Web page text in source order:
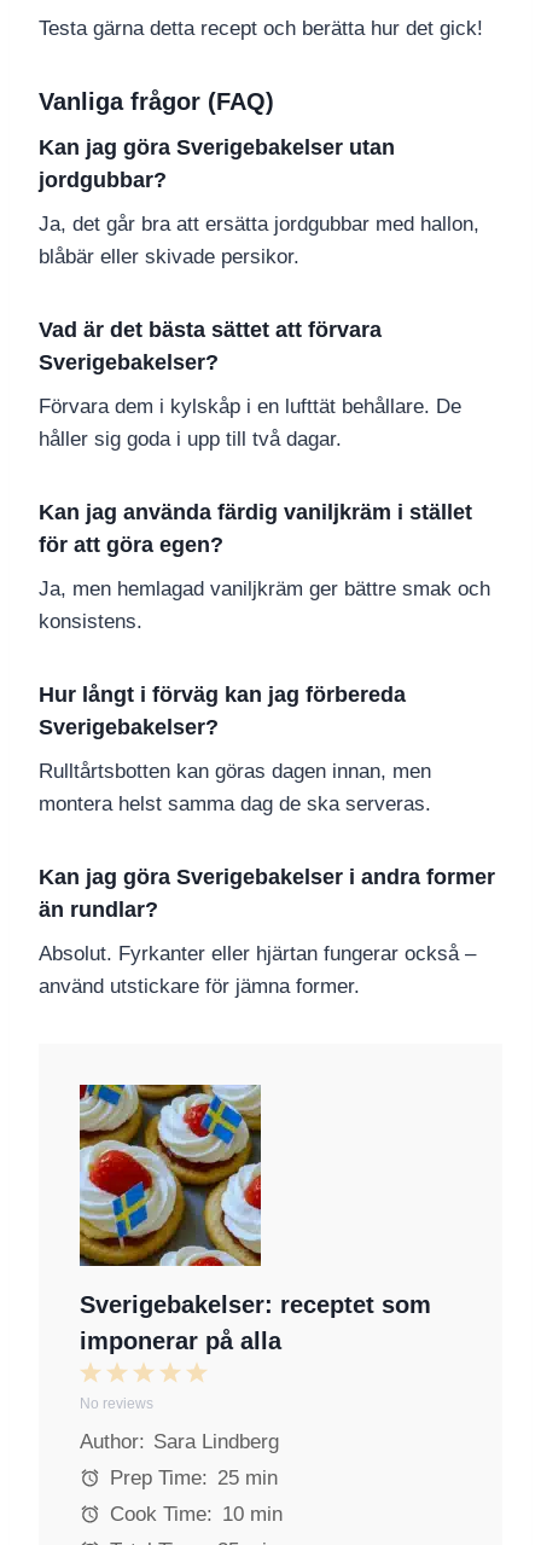
Testa gärna detta recept och berätta hur det gick!
Vanliga frågor (FAQ)
Kan jag göra Sverigebakelser utan
jordgubbar?
Ja, det går bra att ersätta jordgubbar med hallon,
blåbär eller skivade persikor.
Vad är det bästa sättet att förvara
Sverigebakelser?
Förvara dem i kylskåp i en lufttät behållare. De
håller sig goda i upp till två dagar.
Kan jag använda färdig vaniljkräm i stället
för att göra egen?
Ja, men hemlagad vaniljkräm ger bättre smak och
konsistens.
Hur långt i förväg kan jag förbereda
Sverigebakelser?
Rulltårtsbotten kan göras dagen innan, men
montera helst samma dag de ska serveras.
Kan jag göra Sverigebakelser i andra former
än rundlar?
Absolut. Fyrkanter eller hjärtan fungerar också –
använd utstickare för jämna former.
Sverigebakelser: receptet som
imponerar på alla
5
t
r
4
t
a
r
3
t
a
r
2
S
t
a
r
1
S
t
a
No reviews
Author: Sara Lindberg
Prep Time: 25 min
Cook Time: 10 min